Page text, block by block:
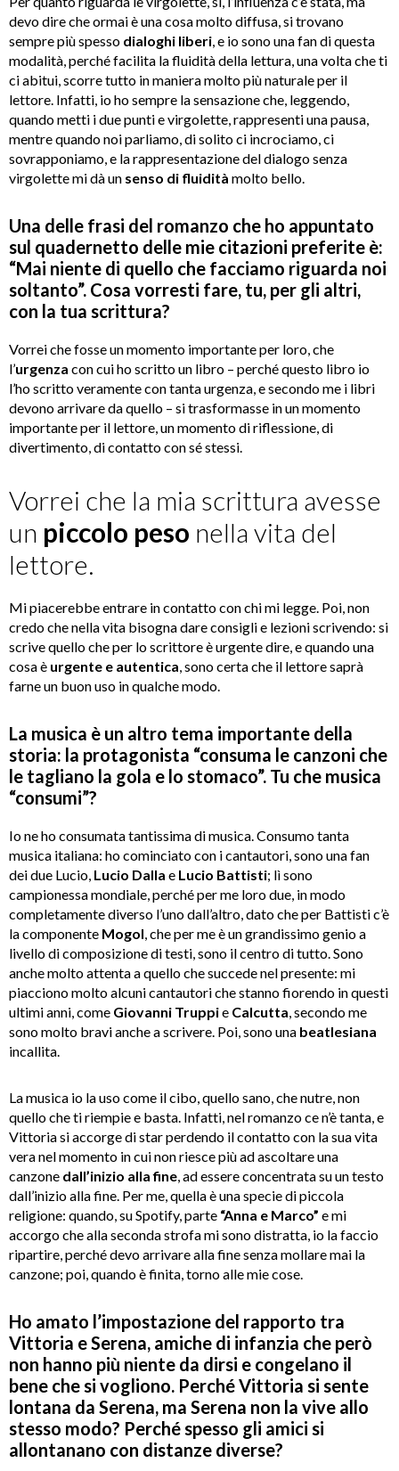
devo dire che ormai è una cosa molto diffusa, si trovano
sempre più spesso dialoghi liberi , e io sono una fan di questa
modalità, perché facilita la fluidità della lettura, una volta che ti
ci abitui, scorre tutto in maniera molto più naturale per il
lettore. Infatti, io ho sempre la sensazione che, leggendo,
quando metti i due punti e virgolette, rappresenti una pausa,
mentre quando noi parliamo, di solito ci incrociamo, ci
sovrapponiamo, e la rappresentazione del dialogo senza
virgolette mi dà un senso di fluidità molto bello.
Una delle frasi del romanzo che ho appuntato
sul quadernetto delle mie citazioni preferite è:
“Mai niente di quello che facciamo riguarda noi
soltanto”. Cosa vorresti fare, tu, per gli altri,
con la tua scrittura?
Vorrei che fosse un momento importante per loro, che
l’urgenza con cui ho scritto un libro – perché questo libro io
l’ho scritto veramente con tanta urgenza, e secondo me i libri
devono arrivare da quello – si trasformasse in un momento
importante per il lettore, un momento di riflessione, di
divertimento, di contatto con sé stessi.
Vorrei che la mia scrittura avesse
un piccolo peso nella vita del
lettore.
Mi piacerebbe entrare in contatto con chi mi legge. Poi, non
credo che nella vita bisogna dare consigli e lezioni scrivendo: si
scrive quello che per lo scrittore è urgente dire, e quando una
cosa è urgente e autentica , sono certa che il lettore saprà
farne un buon uso in qualche modo.
La musica è un altro tema importante della
storia: la protagonista “consuma le canzoni che
le tagliano la gola e lo stomaco”. Tu che musica
“consumi”?
Io ne ho consumata tantissima di musica. Consumo tanta
musica italiana: ho cominciato con i cantautori, sono una fan
dei due Lucio, Lucio Dalla e Lucio Battisti; lì sono
campionessa mondiale, perché per me loro due, in modo
completamente diverso l’uno dall’altro, dato che per Battisti c’è
la componente Mogol , che per me è un grandissimo genio a
livello di composizione di testi, sono il centro di tutto. Sono
anche molto attenta a quello che succede nel presente: mi
piacciono molto alcuni cantautori che stanno fiorendo in questi
ultimi anni, come Giovanni Truppie Calcutta , secondo me
sono molto bravi anche a scrivere. Poi, sono una beatlesiana
incallita.
La musica io la uso come il cibo, quello sano, che nutre, non
quello che ti riempie e basta. Infatti, nel romanzo ce n’è tanta, e
Vittoria si accorge di star perdendo il contatto con la sua vita
vera nel momento in cui non riesce più ad ascoltare una
canzone dall’inizio alla fine , ad essere concentrata su un testo
dall’inizio alla fine. Per me, quella è una specie di piccola
religione: quando, su Spotify, parte “Anna e Marco” e mi
accorgo che alla seconda strofa mi sono distratta, io la faccio
ripartire, perché devo arrivare alla fine senza mollare mai la
canzone; poi, quando è finita, torno alle mie cose.
Ho amato l’impostazione del rapporto tra
Vittoria e Serena, amiche di infanzia che però
non hanno più niente da dirsi e congelano il
bene che si vogliono. Perché Vittoria si sente
lontana da Serena, ma Serena non la vive allo
stesso modo? Perché spesso gli amici si
allontanano con distanze diverse?